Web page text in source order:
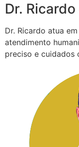
Dr.
Dr. Ricardo atua
atendimento
preciso e cuidados